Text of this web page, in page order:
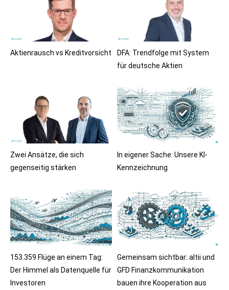
Aktienrausch vs Kreditvorsicht
DFA: Trendfolge mit System
für deutsche Aktien
Zwei Ansätze, die sich
gegenseitig stärken
In eigener Sache: Unsere KI-
Kennzeichnung
153.359 Flüge an einem Tag:
Der Himmel als Datenquelle für
Investoren
Gemeinsam sichtbar: altii und
GFD Finanzkommunikation
bauen ihre Kooperation aus